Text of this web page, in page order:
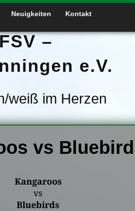
Neuigkeiten Kontakt
–
e.V.
weiß im Herzen
vs
Kangaroos
vs
Bluebirds